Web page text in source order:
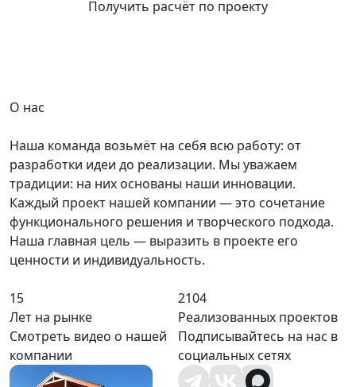
Получить расчёт по проекту
О нас
Наша команда возьмёт на себя всю работу: от
разработки идеи до реализации. Мы уважаем
традиции: на них основаны наши инновации.
Каждый проект нашей компании — это сочетание
функционального решения и творческого подхода.
Наша главная цель — выразить в проекте его
ценности и индивидуальность.
15
Лет на рынке
2104
Реализованных проектов
Смотреть видео о нашей
компании
Подписывайтесь на нас в
социальных сетях